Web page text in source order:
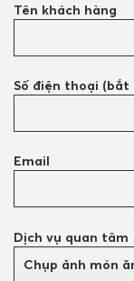
Tên khách hàng
Số điện thoại (bắt
Email
Dịch vụ quan tâm